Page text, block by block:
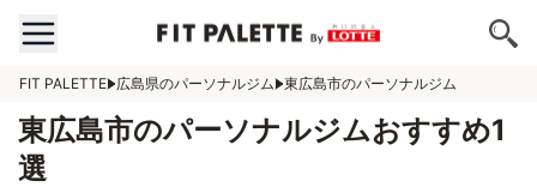
FIT PALETTE 広島県のパーソナルジム 東広島市のパーソナルジム
東広島市のパーソナルジムおすすめ1
選